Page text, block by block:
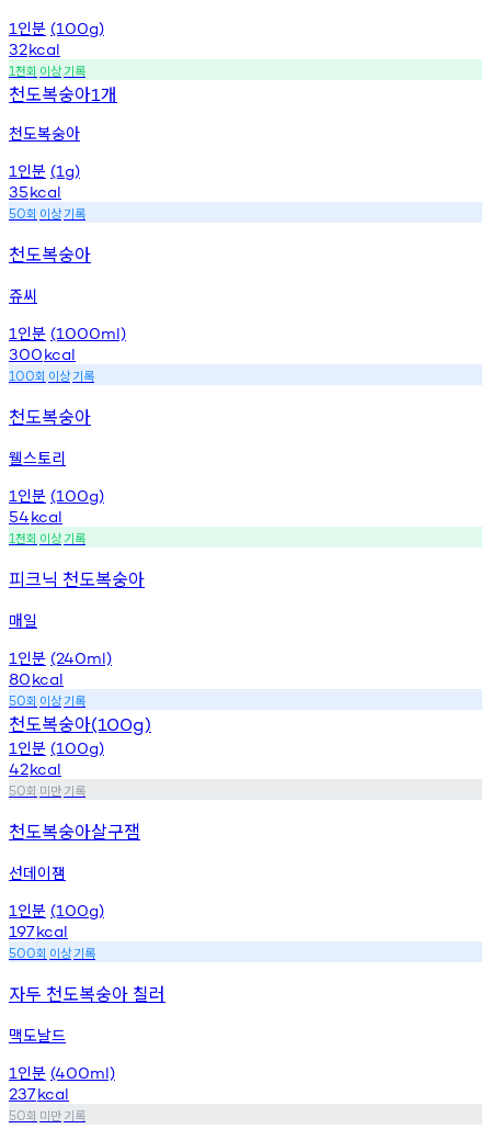
1 인분 (100g)
32kcal
1천회 이상기록
천도복숭아1개
천도복숭아
1 인분 (1g)
35kcal
50회 이상기록
천도복숭아
쥬씨
1 인분 (1000ml)
300kcal
100회 이상기록
천도복숭아
웰스토리
1 인분 (100g)
54kcal
1천회 이상기록
피크닉 천도복숭아
매일
1 인분 (240ml)
80kcal
50회 이상기록
천도복숭아(100g)
1 인분 (100g)
42kcal
50회 미만기록
천도복숭아살구잼
선데이잼
1 인분 (100g)
197kcal
500회 이상기록
자두 천도복숭아 칠러
맥도날드
1 인분 (400ml)
237kcal
50회 미만기록